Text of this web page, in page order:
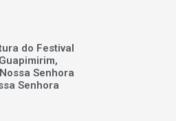
do Festival
Senhora
Senhora